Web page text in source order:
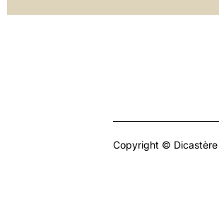
Copyright © Dicastère